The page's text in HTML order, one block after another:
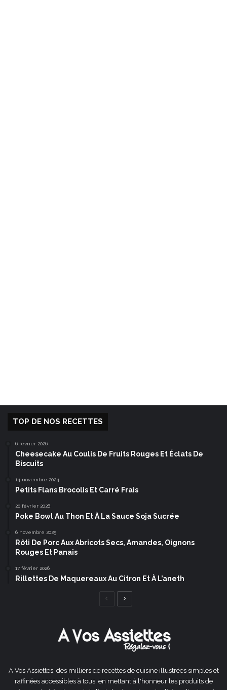
TOP DE NOS RECETTES
6 février 2026
Cheesecake Au Coulis De Fruits Rouges Et Éclats De
Biscuits
14 novembre 2024
Petits Flans Brocolis Et Carré Frais
20 février 2026
Poke Bowl Au Thon Et À La Sauce Soja Sucrée
6 novembre 2025
Rôti De Porc Aux Abricots Secs, Amandes, Oignons
Rouges Et Panais
17 février 2026
Rillettes De Maquereaux Au Citron Et À L’aneth
Page
A Vos Assiettes, des milliers de recettes de cuisine illustrées simples et
raffinées accessibles à tous, en mettant à l'honneur les produits de